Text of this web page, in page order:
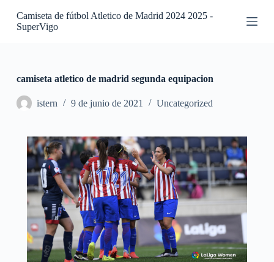
SCamiseta de fútbol Atletico de Madrid 2024 2025 -
SuperVigo
camiseta atletico de madrid segunda equipacion
istern 9 de junio de 2021 Uncategorized